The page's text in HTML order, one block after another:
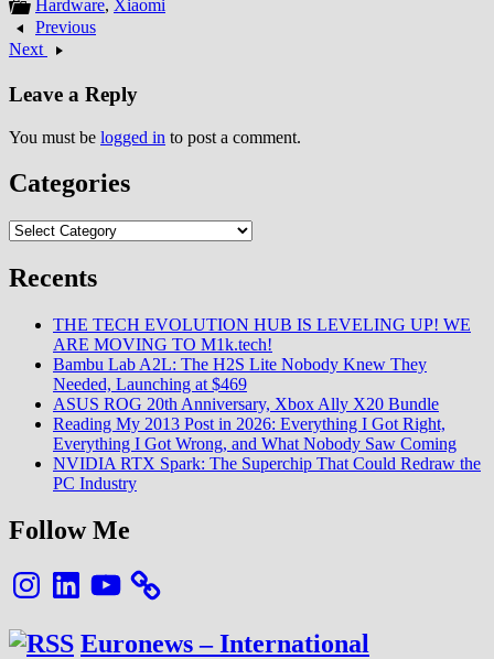
Hardware, Xiaomi
Previous
Next
Leave a Reply
You must be logged in to post a comment.
Categories
Categories
Recents
THE TECH EVOLUTION HUB IS LEVELING UP! WE
ARE MOVING TO M1k.tech!
Bambu Lab A2L: The H2S Lite Nobody Knew They
Needed, Launching at $469
ASUS ROG 20th Anniversary, Xbox Ally X20 Bundle
Reading My 2013 Post in 2026: Everything I Got Right,
Everything I Got Wrong, and What Nobody Saw Coming
NVIDIA RTX Spark: The Superchip That Could Redraw the
PC Industry
Follow Me
InstagramLinkedInYouTube
Euronews – International